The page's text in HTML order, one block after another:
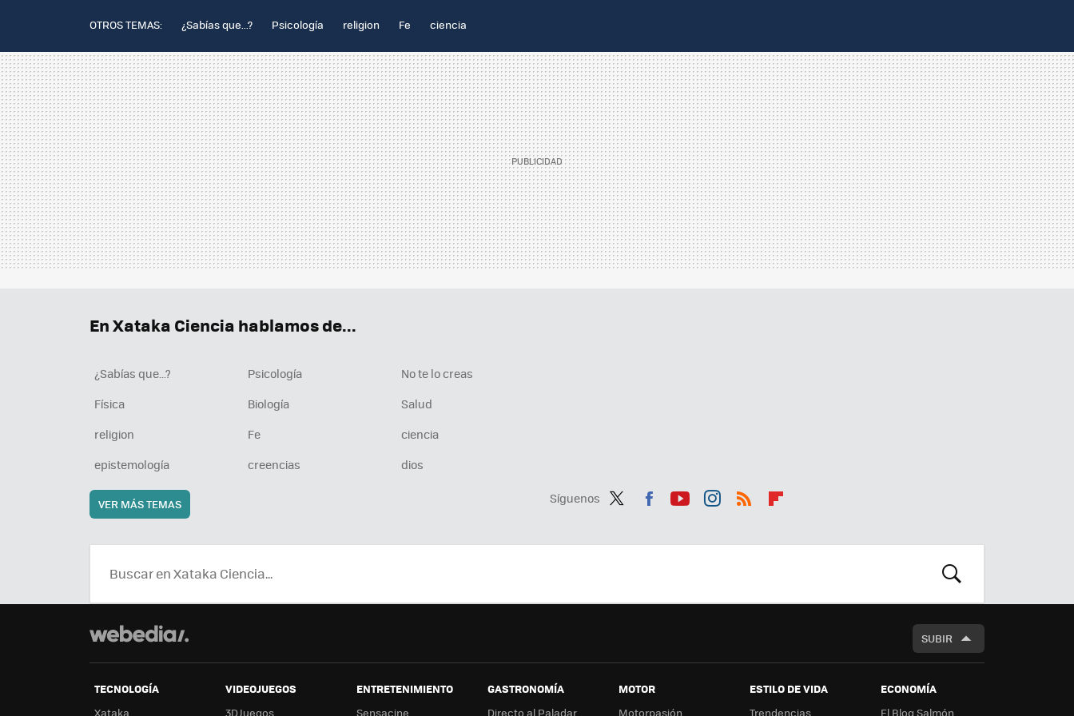
OTROS TEMAS: ¿Sabías que...? Psicología religion Fe ciencia
Síguenos
ter
ebo tub agr
boa
En Xataka Ciencia hablamos de...
¿Sabías que...? Psicología
No te lo creas
Física
Biología
Salud
religion
Fe
ciencia
epistemología
creencias dios
VER MÁS TEMAS
BUSCAR
SUBIR
TECNOLOGÍA
Xataka
VIDEOJUEGOS
3DJuegos
ENTRETENIMIENTO
Sensacine
GASTRONOMÍA
Directo al Paladar
MOTOR
Motorpasión
ESTILO DE VIDA
Trendencias
ECONOMÍA
El Blog Salmón